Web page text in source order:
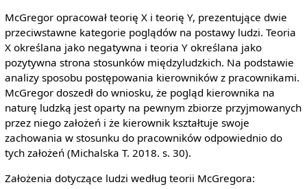
McGregor opracował teorię X i teorię Y, prezentujące dwie
przeciwstawne kategorie poglądów na postawy ludzi. Teoria
X określana jako negatywna i teoria Y określana jako
pozytywna strona stosunków międzyludzkich. Na podstawie
analizy sposobu postępowania kierowników z pracownikami.
McGregor doszedł do wniosku, że pogląd kierownika na
naturę ludzką jest oparty na pewnym zbiorze przyjmowanych
przez niego założeń i że kierownik kształtuje swoje
zachowania w stosunku do pracowników odpowiednio do
tych założeń (Michalska T. 2018. s. 30).
Założenia dotyczące ludzi według teorii McGregora: